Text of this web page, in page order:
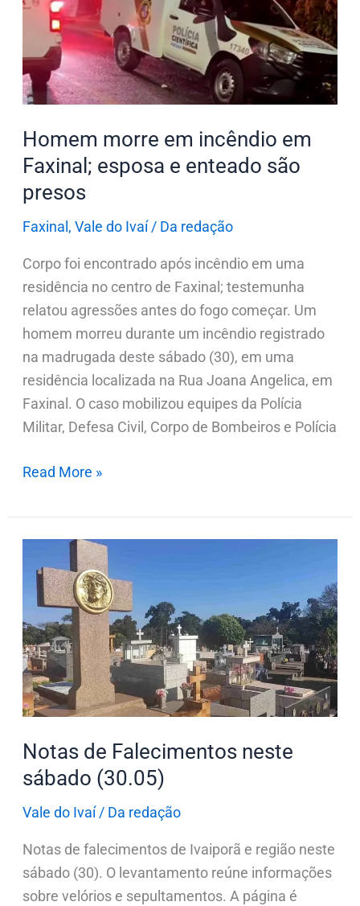
Homem morre em incêndio em
Faxinal; esposa e enteado são
presos
Faxinal , Vale do Ivaí/ Da redação
Corpo foi encontrado após incêndio em uma
residência no centro de Faxinal; testemunha
relatou agressões antes do fogo começar. Um
homem morreu durante um incêndio registrado
na madrugada deste sábado (30), em uma
residência localizada na Rua Joana Angelica, em
Faxinal. O caso mobilizou equipes da Polícia
Militar, Defesa Civil, Corpo de Bombeiros e Polícia
incêndio
Faxinal;
esposa
e
são
presos
Read More »
Notas de Falecimentos neste
sábado (30.05)
Vale do Ivaí/ Da redação
Notas de falecimentos de Ivaiporã e região neste
sábado (30). O levantamento reúne informações
sobre velórios e sepultamentos. A página é
de
Falecimentos
neste
sábado
(30.05)